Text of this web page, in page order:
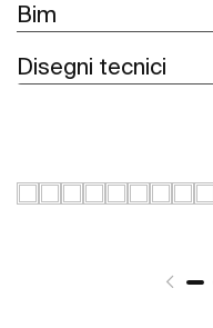
Bim
Disegni tecnici